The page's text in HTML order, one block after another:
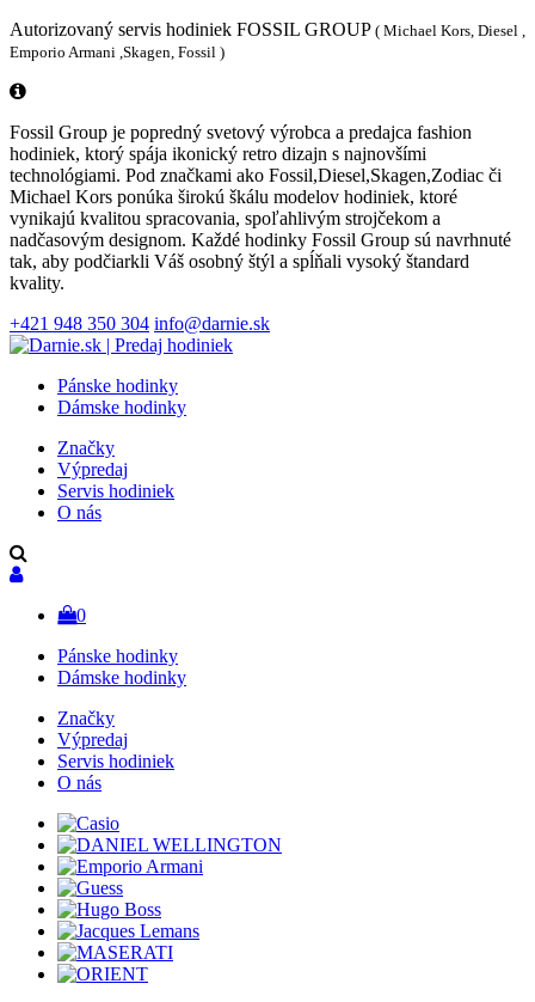
Autorizovaný servis hodiniek FOSSIL GROUP ( Michael Kors, Diesel ,
Emporio Armani ,Skagen, Fossil )
Fossil Group je popredný svetový výrobca a predajca fashion
hodiniek, ktorý spája ikonický retro dizajn s najnovšími
technológiami. Pod značkami ako Fossil,Diesel,Skagen,Zodiac či
Michael Kors ponúka širokú škálu modelov hodiniek, ktoré
vynikajú kvalitou spracovania, spoľahlivým strojčekom a
nadčasovým designom. Každé hodinky Fossil Group sú navrhnuté
tak, aby podčiarkli Váš osobný štýl a spĺňali vysoký štandard
kvality.
+421 948 350 304 info@darnie.sk
Pánske hodinky
Dámske hodinky
Značky
Výpredaj
Servis hodiniek
O nás
0
Pánske hodinky
Dámske hodinky
Značky
Výpredaj
Servis hodiniek
O nás